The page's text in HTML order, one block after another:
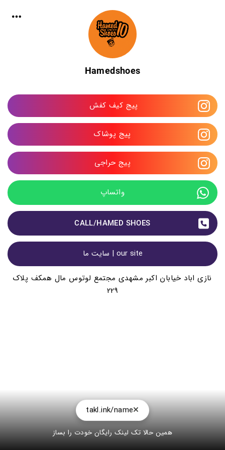
Hamedshoes
پیج کیف کفش
پیج پوشاک
پیج حراجی
واتساپ
CALL/HAMED SHOES
our site | سایت ما
نازی اباد خیابان اکبر مشهدی مجتمع لوتوس مال همکف پلاک
229
takl.ink/name
همین حالا تک لینک رایگان خودت را بساز